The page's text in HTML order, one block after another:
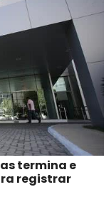
termina e
registrar